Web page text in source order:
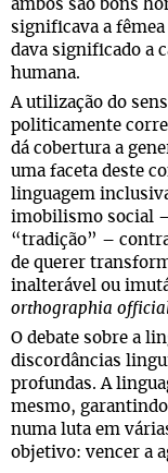
ambos são bons
significava a
dava significado a
humana.
A utilização do
politicamente
dá cobertura a
uma faceta deste
linguagem
imobilismo social
“tradição” –
de querer
inalterável ou
orthographia
O debate sobre a
discordâncias
profundas. A
mesmo,
numa luta em
objetivo: vencer a